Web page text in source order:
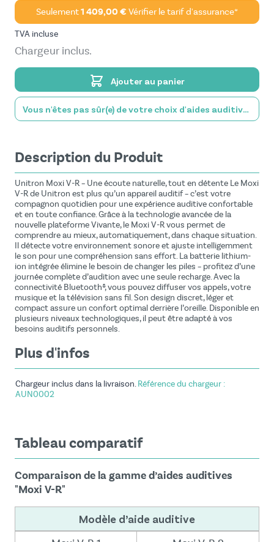
Seulement1 409,00 € Vérifier le tarif d'assurance*
TVA incluse
Chargeur inclus.
Ajouter au panier
Vous n'êtes pas sûr(e) de votre choix d'aides auditives?
Description du Produit
Unitron Moxi V-R – Une écoute naturelle, tout en détente Le Moxi
V-R de Unitron est plus qu’un appareil auditif – c’est votre
compagnon quotidien pour une expérience auditive confortable
et en toute confiance. Grâce à la technologie avancée de la
nouvelle plateforme Vivante, le Moxi V-R vous permet de
comprendre au mieux, automatiquement, dans chaque situation.
Il détecte votre environnement sonore et ajuste intelligemment
le son pour une compréhension sans effort. La batterie lithium-
ion intégrée élimine le besoin de changer les piles – profitez d’une
journée complète d’audition avec une seule recharge. Avec la
connectivité Bluetooth®, vous pouvez diffuser vos appels, votre
musique et la télévision sans fil. Son design discret, léger et
compact assure un confort optimal derrière l’oreille. Disponible en
plusieurs niveaux technologiques, il peut être adapté à vos
besoins auditifs personnels.
Plus d'infos
Chargeur inclus dans la livraison.Référence du chargeur :
AUN0002
Tableau comparatif
Comparaison de la gamme d’aides auditives
"Moxi V-R"
Modèle d’aide auditive